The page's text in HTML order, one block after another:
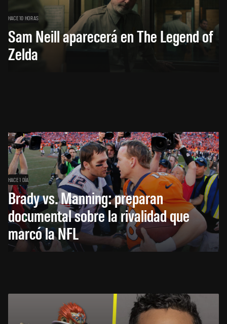
HACE 10 HORAS
Sam Neill aparecerá en The Legend of
Zelda
HACE 1 DÍA
Brady vs. Manning: preparan
documental sobre la rivalidad que
marcó la NFL